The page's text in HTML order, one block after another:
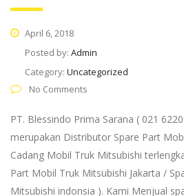
April 6, 2018
Posted by: Admin
Category: Uncategorized
No Comments
PT. Blessindo Prima Sarana ( 021
merupakan Distributor Spare Part
Cadang Mobil Truk Mitsubishi
Part Mobil Truk Mitsubishi Jakarta /
Mitsubishi indonsia ). Kami Menjual